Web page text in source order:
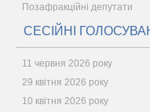
Позафракційні депутати
СЕСІЙНІ
11 червня 2026 року
29 квітня 2026 року
10 квітня 2026 року